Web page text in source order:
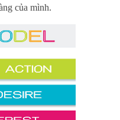
của mình.